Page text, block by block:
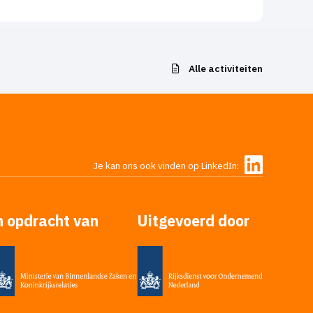
Alle activiteiten
Je kan ons ook vinden op LinkedIn:
opdracht van Uitgevoerd door